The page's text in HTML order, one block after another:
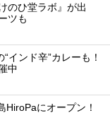
のひ堂ラボ』が出
ツも
インド辛”カレーも！
中
にオープン！